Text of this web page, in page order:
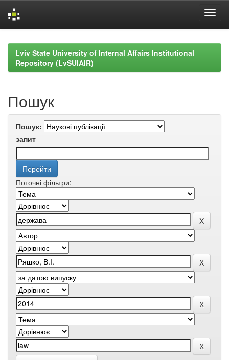
navigationLviv State University of Internal Affairs Institutional
Repository (LvSUIAIR)
Пошук
Пошук:
запит
Поточні фільтри: